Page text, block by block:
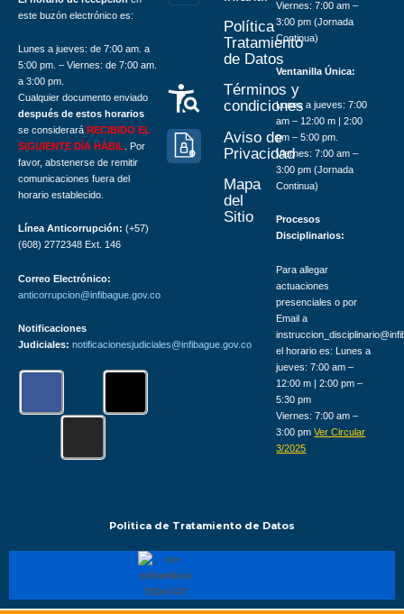
este buzón electrónico es:
Lunes a jueves: de 7:00 am. a
5:00 pm. – Viernes: de 7:00 am.
a 3:00 pm.
Cualquier documento enviado
después de estos horarios
se considerará RECIBIDO EL
SIGUIENTE DÍA HÁBIL . Por
favor, abstenerse de remitir
comunicaciones fuera del
horario establecido.
Línea Anticorrupción: (+57)
(608) 2772348 Ext. 146
Correo Electrónico:
anticorrupcion@infibague.gov.co
Notificaciones
Judiciales: notificacionesjudiciales@infibague.gov.co
F
X
t
e
r
s
m
Política
Tratamiento
de Datos
Términos y
condiciones
Aviso de
Privacidad
Mapa
del
Sitio
Viernes: 7:00 am –
3:00 pm (Jornada
Continua)
Ventanilla Única:
Lunes a jueves: 7:00
am – 12:00 m | 2:00
pm – 5:00 pm.
Viernes: 7:00 am –
3:00 pm (Jornada
Continua)
Procesos
Disciplinarios:
Para allegar
actuaciones
presenciales o por
Email a
el horario es: Lunes a
jueves: 7:00 am –
12:00 m | 2:00 pm –
5:30 pm
Viernes: 7:00 am –
3:00 pmVer Circular
3/2025
Politica de Tratamiento de Datos